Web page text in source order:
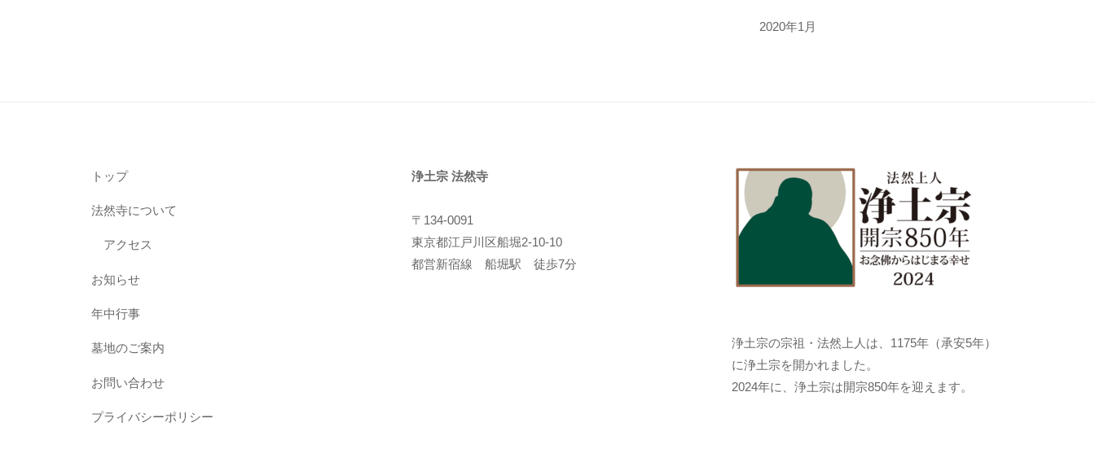
2020年1月
トップ
法然寺について
アクセス
お知らせ
年中行事
墓地のご案内
お問い合わせ
プライバシーポリシー
浄土宗法然寺
〒134-0091
東京都江戸川区船堀2-10-10
都営新宿線 船堀駅 徒歩7分
浄土宗の宗祖・法然上人は、1175年（承安5年）
に浄土宗を開かれました。
2024年に、浄土宗は開宗850年を迎えます。